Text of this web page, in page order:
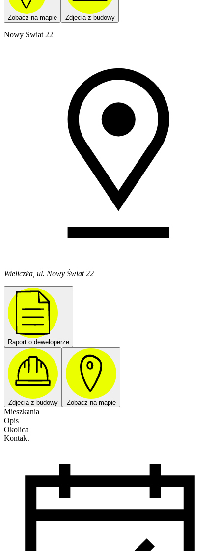
Zobacz na mapie Zdjęcia z budowy
Nowy Świat 22
Wieliczka, ul. Nowy Świat 22
Raport o deweloperze
Zdjęcia z budowy Zobacz na mapie
Mieszkania
Opis
Okolica
Kontakt